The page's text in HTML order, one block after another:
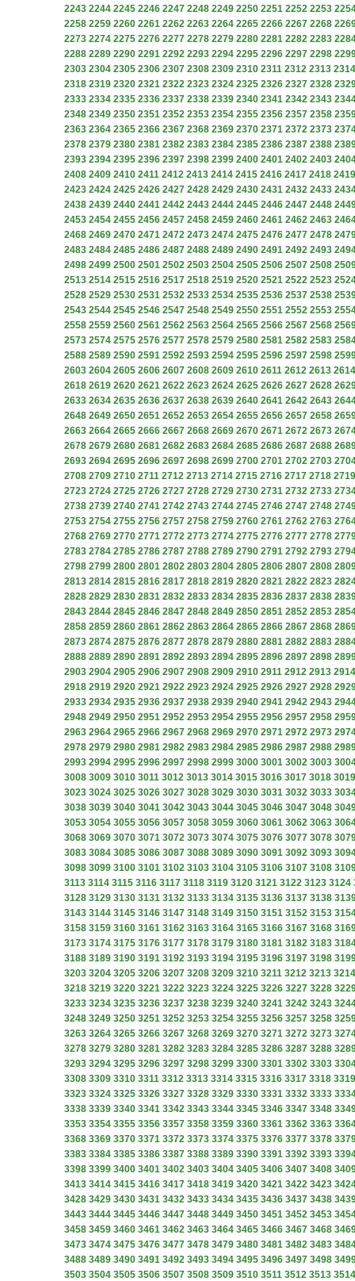
2243 2244 2245 2246 2247 2248 2249 2250 2251 2252 2253
2258 2259 2260 2261 2262 2263 2264 2265 2266 2267 2268
2273 2274 2275 2276 2277 2278 2279 2280 2281 2282 2283
2288 2289 2290 2291 2292 2293 2294 2295 2296 2297 2298
2303 2304 2305 2306 2307 2308 2309 2310 2311 2312 2313 2314
2318 2319 2320 2321 2322 2323 2324 2325 2326 2327 2328
2333 2334 2335 2336 2337 2338 2339 2340 2341 2342 2343
2348 2349 2350 2351 2352 2353 2354 2355 2356 2357 2358
2363 2364 2365 2366 2367 2368 2369 2370 2371 2372 2373
2378 2379 2380 2381 2382 2383 2384 2385 2386 2387 2388
2393 2394 2395 2396 2397 2398 2399 2400 2401 2402 2403
2408 2409 2410 2411 2412 2413 2414 2415 2416 2417 2418 2419
2423 2424 2425 2426 2427 2428 2429 2430 2431 2432 2433
2438 2439 2440 2441 2442 2443 2444 2445 2446 2447 2448
2453 2454 2455 2456 2457 2458 2459 2460 2461 2462 2463
2468 2469 2470 2471 2472 2473 2474 2475 2476 2477 2478
2483 2484 2485 2486 2487 2488 2489 2490 2491 2492 2493
2498 2499 2500 2501 2502 2503 2504 2505 2506 2507 2508
2513 2514 2515 2516 2517 2518 2519 2520 2521 2522 2523
2528 2529 2530 2531 2532 2533 2534 2535 2536 2537 2538
2543 2544 2545 2546 2547 2548 2549 2550 2551 2552 2553
2558 2559 2560 2561 2562 2563 2564 2565 2566 2567 2568
2573 2574 2575 2576 2577 2578 2579 2580 2581 2582 2583
2588 2589 2590 2591 2592 2593 2594 2595 2596 2597 2598
2603 2604 2605 2606 2607 2608 2609 2610 2611 2612 2613 2614
2618 2619 2620 2621 2622 2623 2624 2625 2626 2627 2628
2633 2634 2635 2636 2637 2638 2639 2640 2641 2642 2643
2648 2649 2650 2651 2652 2653 2654 2655 2656 2657 2658
2663 2664 2665 2666 2667 2668 2669 2670 2671 2672 2673
2678 2679 2680 2681 2682 2683 2684 2685 2686 2687 2688
2693 2694 2695 2696 2697 2698 2699 2700 2701 2702 2703
2708 2709 2710 2711 2712 2713 2714 2715 2716 2717 2718 2719
2723 2724 2725 2726 2727 2728 2729 2730 2731 2732 2733
2738 2739 2740 2741 2742 2743 2744 2745 2746 2747 2748
2753 2754 2755 2756 2757 2758 2759 2760 2761 2762 2763
2768 2769 2770 2771 2772 2773 2774 2775 2776 2777 2778
2783 2784 2785 2786 2787 2788 2789 2790 2791 2792 2793
2798 2799 2800 2801 2802 2803 2804 2805 2806 2807 2808
2813 2814 2815 2816 2817 2818 2819 2820 2821 2822 2823
2828 2829 2830 2831 2832 2833 2834 2835 2836 2837 2838
2843 2844 2845 2846 2847 2848 2849 2850 2851 2852 2853
2858 2859 2860 2861 2862 2863 2864 2865 2866 2867 2868
2873 2874 2875 2876 2877 2878 2879 2880 2881 2882 2883
2888 2889 2890 2891 2892 2893 2894 2895 2896 2897 2898
2903 2904 2905 2906 2907 2908 2909 2910 2911 2912 2913 2914
2918 2919 2920 2921 2922 2923 2924 2925 2926 2927 2928
2933 2934 2935 2936 2937 2938 2939 2940 2941 2942 2943
2948 2949 2950 2951 2952 2953 2954 2955 2956 2957 2958
2963 2964 2965 2966 2967 2968 2969 2970 2971 2972 2973
2978 2979 2980 2981 2982 2983 2984 2985 2986 2987 2988
2993 2994 2995 2996 2997 2998 2999 3000 3001 3002 3003
3008 3009 3010 3011 3012 3013 3014 3015 3016 3017 3018 3019
3023 3024 3025 3026 3027 3028 3029 3030 3031 3032 3033
3038 3039 3040 3041 3042 3043 3044 3045 3046 3047 3048
3053 3054 3055 3056 3057 3058 3059 3060 3061 3062 3063
3068 3069 3070 3071 3072 3073 3074 3075 3076 3077 3078
3083 3084 3085 3086 3087 3088 3089 3090 3091 3092 3093
3098 3099 3100 3101 3102 3103 3104 3105 3106 3107 3108
3113 3114 3115 3116 3117 3118 3119 3120 3121 3122 3123 3124
3128 3129 3130 3131 3132 3133 3134 3135 3136 3137 3138
3143 3144 3145 3146 3147 3148 3149 3150 3151 3152 3153
3158 3159 3160 3161 3162 3163 3164 3165 3166 3167 3168
3173 3174 3175 3176 3177 3178 3179 3180 3181 3182 3183
3188 3189 3190 3191 3192 3193 3194 3195 3196 3197 3198
3203 3204 3205 3206 3207 3208 3209 3210 3211 3212 3213 3214
3218 3219 3220 3221 3222 3223 3224 3225 3226 3227 3228
3233 3234 3235 3236 3237 3238 3239 3240 3241 3242 3243
3248 3249 3250 3251 3252 3253 3254 3255 3256 3257 3258
3263 3264 3265 3266 3267 3268 3269 3270 3271 3272 3273
3278 3279 3280 3281 3282 3283 3284 3285 3286 3287 3288
3293 3294 3295 3296 3297 3298 3299 3300 3301 3302 3303
3308 3309 3310 3311 3312 3313 3314 3315 3316 3317 3318 3319
3323 3324 3325 3326 3327 3328 3329 3330 3331 3332 3333
3338 3339 3340 3341 3342 3343 3344 3345 3346 3347 3348
3353 3354 3355 3356 3357 3358 3359 3360 3361 3362 3363
3368 3369 3370 3371 3372 3373 3374 3375 3376 3377 3378
3383 3384 3385 3386 3387 3388 3389 3390 3391 3392 3393
3398 3399 3400 3401 3402 3403 3404 3405 3406 3407 3408
3413 3414 3415 3416 3417 3418 3419 3420 3421 3422 3423
3428 3429 3430 3431 3432 3433 3434 3435 3436 3437 3438
3443 3444 3445 3446 3447 3448 3449 3450 3451 3452 3453
3458 3459 3460 3461 3462 3463 3464 3465 3466 3467 3468
3473 3474 3475 3476 3477 3478 3479 3480 3481 3482 3483
3488 3489 3490 3491 3492 3493 3494 3495 3496 3497 3498
3503 3504 3505 3506 3507 3508 3509 3510 3511 3512 3513 3514